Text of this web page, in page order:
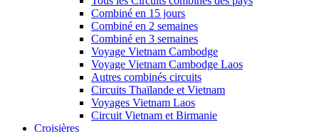
Combiné en 15 jours
Combiné en 2 semaines
Combiné en 3 semaines
Voyage Vietnam Cambodge
Voyage Vietnam Cambodge Laos
Autres combinés circuits
Circuits Thaïlande et Vietnam
Voyages Vietnam Laos
Circuit Vietnam et Birmanie
Croisières